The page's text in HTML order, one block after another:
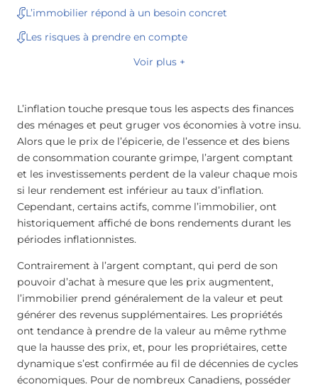
L’immobilier répond à un besoin concret
Les risques à prendre en compte
Voir plus +
L’inflation touche presque tous les aspects des finances
des ménages et peut gruger vos économies à votre insu.
Alors que le prix de l’épicerie, de l’essence et des biens
de consommation courante grimpe, l’argent comptant
et les investissements perdent de la valeur chaque mois
si leur rendement est inférieur au taux d’inflation.
Cependant, certains actifs, comme l’immobilier, ont
historiquement affiché de bons rendements durant les
périodes inflationnistes.
Contrairement à l’argent comptant, qui perd de son
pouvoir d’achat à mesure que les prix augmentent,
l’immobilier prend généralement de la valeur et peut
générer des revenus supplémentaires. Les propriétés
ont tendance à prendre de la valeur au même rythme
que la hausse des prix, et, pour les propriétaires, cette
dynamique s’est confirmée au fil de décennies de cycles
économiques. Pour de nombreux Canadiens, posséder